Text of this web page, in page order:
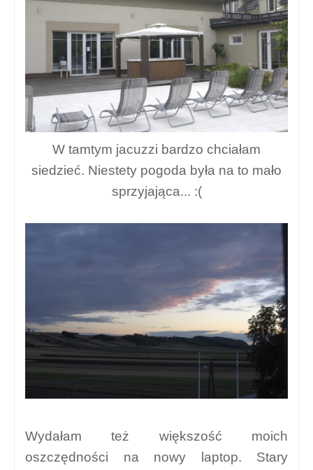
W tamtym jacuzzi bardzo chciałam
siedzieć. Niestety pogoda była na to mało
sprzyjająca... :(
Wydałam też większość moich
oszczędności na nowy laptop. Stary